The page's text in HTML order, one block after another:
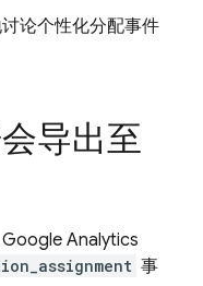
论个性化分配事件
导出至
Google Analytics
事